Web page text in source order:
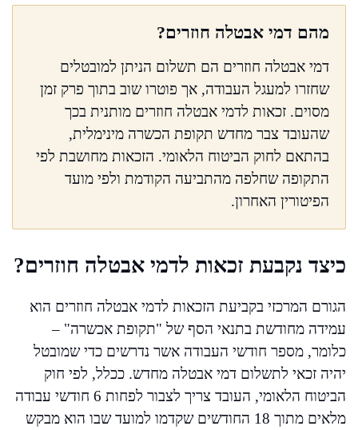
מהם דמי אבטלה חוזרים?
דמי אבטלה חוזרים הם תשלום הניתן למובטלים
שחזרו למעגל העבודה, אך פוטרו שוב בתוך פרק זמן
מסוים. זכאות לדמי אבטלה חוזרים מותנית בכך
שהעובד צבר מחדש תקופת הכשרה מינימלית,
בהתאם לחוק הביטוח הלאומי. הזכאות מחושבת לפי
התקופה שחלפה מהתביעה הקודמת ולפי מועד
הפיטורין האחרון.
כיצד נקבעת זכאות לדמי אבטלה חוזרים?
הגורם המרכזי בקביעת הזכאות לדמי אבטלה חוזרים הוא
עמידה מחודשת בתנאי הסף של "תקופת אכשרה" –
כלומר, מספר חודשי העבודה אשר נדרשים כדי שמובטל
יהיה זכאי לתשלום דמי אבטלה מחדש. ככלל, לפי חוק
הביטוח הלאומי, העובד צריך לצבור לפחות 6 חודשי עבודה
מלאים מתוך 18 החודשים שקדמו למועד שבו הוא מבקש